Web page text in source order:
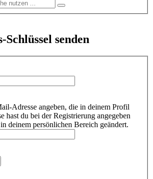
senden
Adresse angeben, die in deinem Profil
hast du bei der Registrierung angegeben
deinem persönlichen Bereich geändert.